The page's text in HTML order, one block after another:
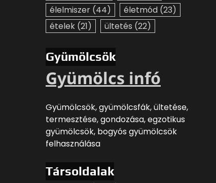
élelmiszer (44) életmód (23)
ételek (21) ültetés (22)
Gyümölcsök
Gyümölcs infó
Gyümölcsök, gyümölcsfák, ültetése,
termesztése, gondozása, egzotikus
gyümölcsök, bogyós gyümölcsök
felhasználása
Társoldalak